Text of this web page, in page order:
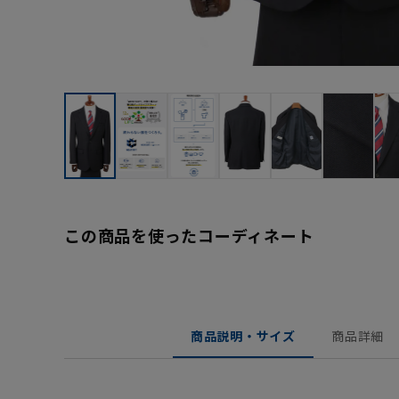
この商品を使ったコーディネート
商品説明・サイズ 商品詳細